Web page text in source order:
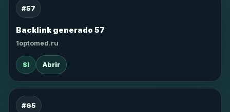
#57
Backlink generado 57
1optomed.ru
SI Abrir
#65